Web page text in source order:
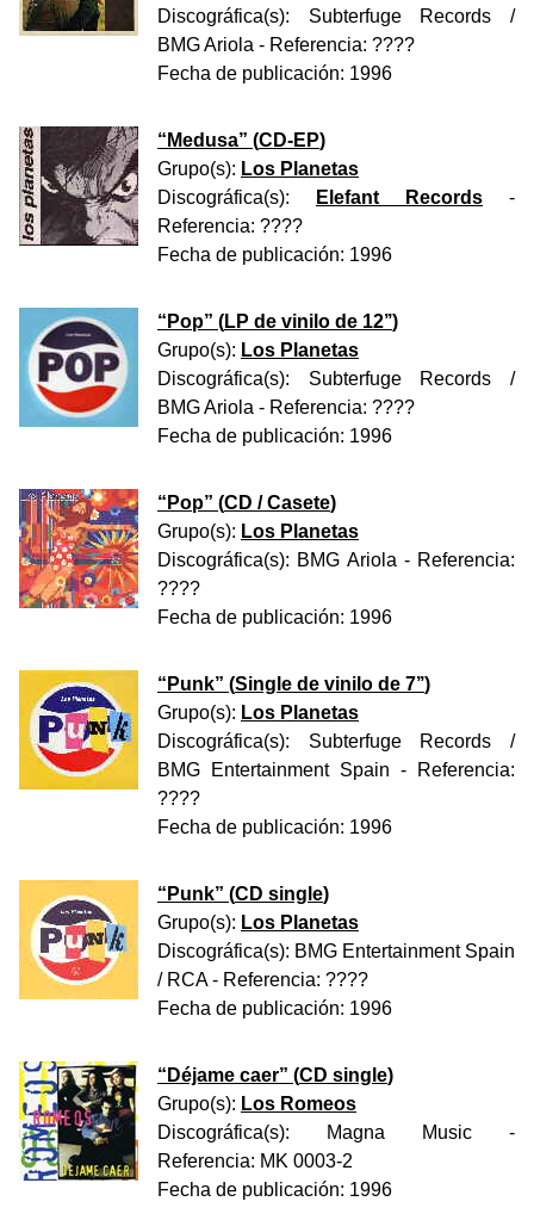
Discográfica(s): Subterfuge Records /
BMG Ariola - Referencia: ????
Fecha de publicación: 1996
“ Medusa” (CD-EP)
Grupo(s): Los Planetas
Discográfica(s):
Elefant Records -
Referencia: ????
Fecha de publicación: 1996
“ Pop” (LP de vinilo de 12’’)
Grupo(s): Los Planetas
Discográfica(s): Subterfuge Records /
BMG Ariola - Referencia: ????
Fecha de publicación: 1996
“ Pop” (CD / Casete)
Grupo(s): Los Planetas
Discográfica(s): BMG Ariola - Referencia:
????
Fecha de publicación: 1996
“ Punk” (Single de vinilo de 7’’)
Grupo(s): Los Planetas
Discográfica(s): Subterfuge Records /
BMG Entertainment Spain - Referencia:
????
Fecha de publicación: 1996
“ Punk” (CD single)
Grupo(s): Los Planetas
Discográfica(s): BMG Entertainment Spain
/ RCA- Referencia: ????
Fecha de publicación: 1996
“ Déjame caer” (CD single)
Grupo(s): Los Romeos
Discográfica(s):
Magna Music -
Referencia: MK 0003-2
Fecha de publicación: 1996